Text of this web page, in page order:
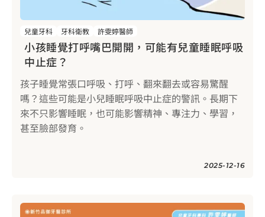
兒童牙科 牙科衛教 許雯婷醫師
小孩睡覺打呼嘴巴開開，可能有兒童睡眠呼吸
中止症？
孩子睡覺常張口呼吸、打呼、翻來翻去或容易驚醒
嗎？這些可能是小兒睡眠呼吸中止症的警訊。長期下
來不只影響睡眠，也可能影響精神、專注力、學習，
甚至臉部發育。
2025-12-16